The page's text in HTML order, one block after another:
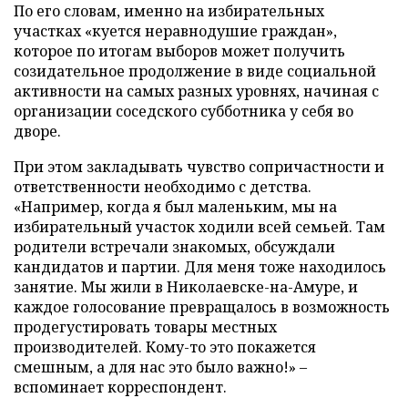
По его словам, именно на избирательных
участках «куется неравнодушие граждан»,
которое по итогам выборов может получить
созидательное продолжение в виде социальной
активности на самых разных уровнях, начиная с
организации соседского субботника у себя во
дворе.
При этом закладывать чувство сопричастности и
ответственности необходимо с детства.
«Например, когда я был маленьким, мы на
избирательный участок ходили всей семьей. Там
родители встречали знакомых, обсуждали
кандидатов и партии. Для меня тоже находилось
занятие. Мы жили в Николаевске-на-Амуре, и
каждое голосование превращалось в возможность
продегустировать товары местных
производителей. Кому-то это покажется
смешным, а для нас это было важно!» –
вспоминает корреспондент.